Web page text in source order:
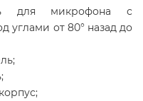
для микрофона с
углами от 80° назад до